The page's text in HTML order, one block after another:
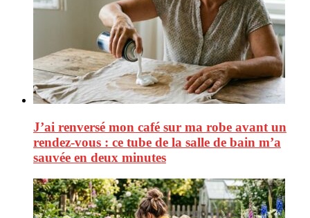
J’ai renversé mon café sur ma robe avant un
rendez-vous : ce tube de la salle de bain m’a
sauvée en deux minutes